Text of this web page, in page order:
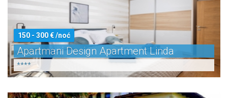
150 - 300 € /noć
Apartmani Design Apartment Linda
****